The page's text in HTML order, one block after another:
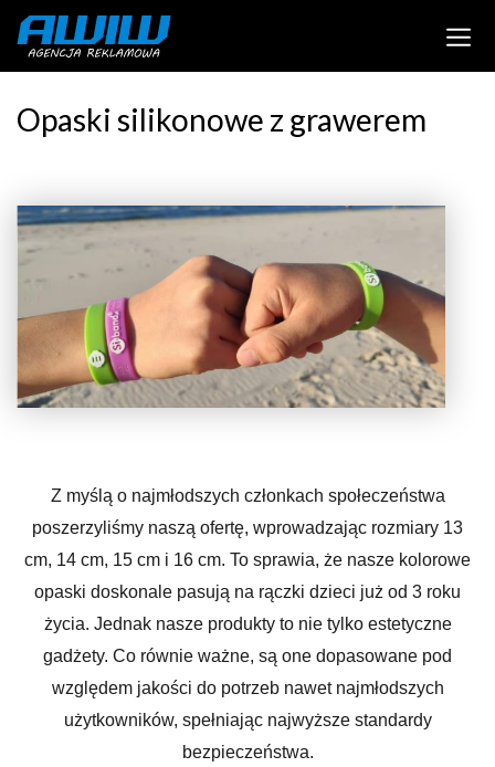
Opaski silikonowe z grawerem
Z myślą o najmłodszych członkach społeczeństwa
poszerzyliśmy naszą ofertę, wprowadzając rozmiary 13
cm, 14 cm, 15 cm i 16 cm. To sprawia, że nasze kolorowe
opaski doskonale pasują na rączki dzieci już od 3 roku
życia. Jednak nasze produkty to nie tylko estetyczne
gadżety. Co równie ważne, są one dopasowane pod
względem jakości do potrzeb nawet najmłodszych
użytkowników, spełniając najwyższe standardy
bezpieczeństwa.